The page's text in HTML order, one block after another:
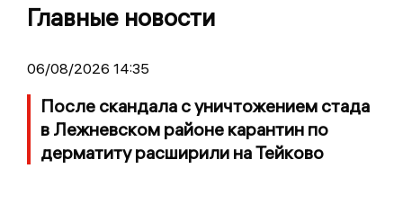
Главные новости
06/08/2026 14:35
После скандала с уничтожением стада
в Лежневском районе карантин по
дерматиту расширили на Тейково